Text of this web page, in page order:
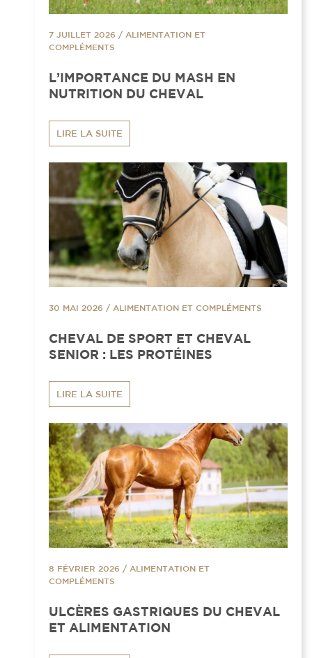
7 JUILLET 2026 / ALIMENTATION ET
COMPLÉMENTS
L’IMPORTANCE DU MASH EN
NUTRITION DU CHEVAL
LIRE LA SUITE
30 MAI 2026 / ALIMENTATION ET COMPLÉMENTS
CHEVAL DE SPORT ET CHEVAL
SENIOR : LES PROTÉINES
LIRE LA SUITE
8 FÉVRIER 2026 / ALIMENTATION ET
COMPLÉMENTS
ULCÈRES GASTRIQUES DU CHEVAL
ET ALIMENTATION